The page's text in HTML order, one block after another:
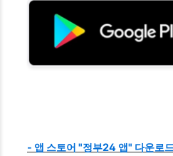
- 앱 스토어 "정부24 앱" 다운로